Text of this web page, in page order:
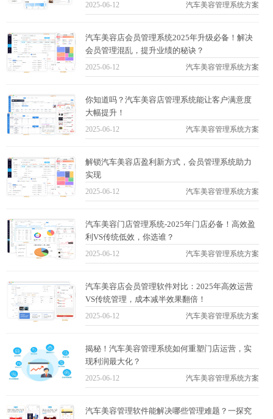
2025-06-12
汽车美容管理系统方案
汽车美容店会员管理系统2025年升级必备！解决
会员管理混乱，提升业绩的秘诀？
2025-06-12
汽车美容管理系统方案
你知道吗？汽车美容店管理系统能让客户满意度
大幅提升！
2025-06-12
汽车美容管理系统方案
解锁汽车美容店盈利新方式，会员管理系统助力
实现
2025-06-12
汽车美容管理系统方案
汽车美容门店管理系统-2025年门店必备！高效盈
利VS传统低效，你选谁？
2025-06-12
汽车美容管理系统方案
汽车美容店会员管理软件对比：2025年高效运营
VS传统管理，成本减半效果翻倍！
2025-06-12
汽车美容管理系统方案
揭秘！汽车美容管理系统如何重塑门店运营，实
现利润最大化？
2025-06-12
汽车美容管理系统方案
汽车美容管理软件能解决哪些管理难题？一探究